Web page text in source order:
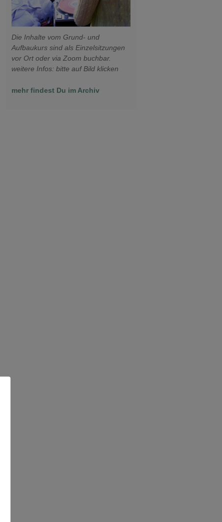
Die Inhalte vom Grund- und
Aufbaukurs sind als Einzelsitzungen
vor Ort oder via Zoom buchbar.
weitere Infos: bitte auf Bild klicken
mehr findest Du im Archiv